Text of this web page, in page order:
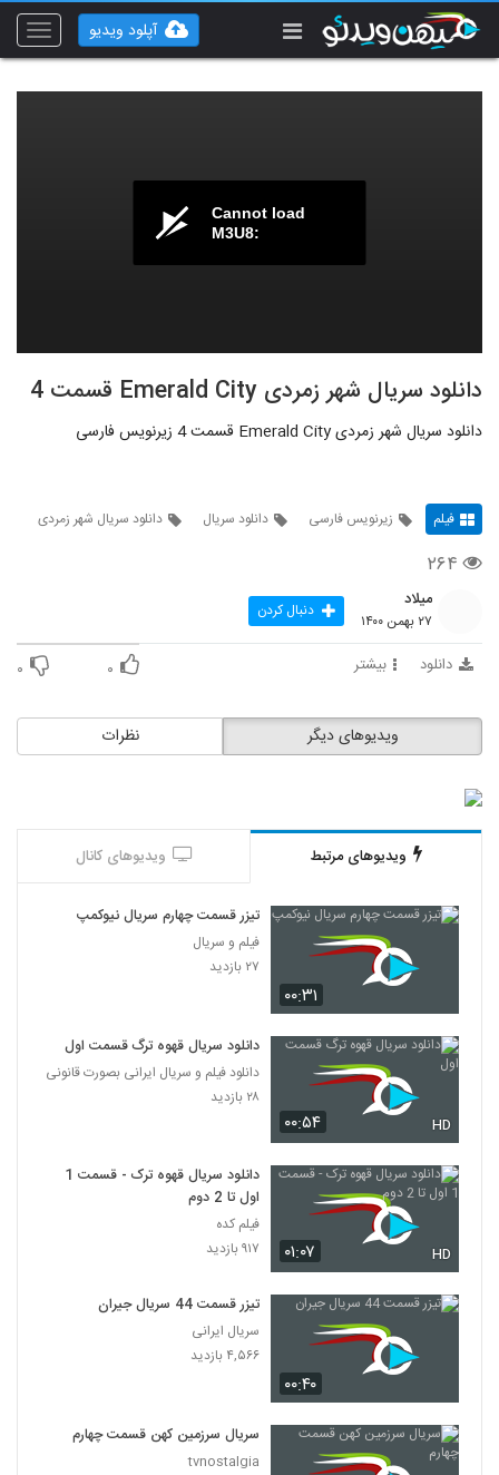
Toggle
آپلود ویدیو
Cannot load
M3U8:
دانلود سریال شهر زمردی Emerald City قسمت 4
دانلود سریال شهر زمردی Emerald City قسمت 4 زیرنویس فارسی
فیلم زیرنویس فارسی دانلود سریال دانلود سریال شهر زمردی
۲۶۴
میلاد
۲۷ بهمن ۱۴۰۰ دنبال کردن
دانلود بیشتر ۰ ۰
نظرات ویدیوهای دیگر
ویدیوهای مرتبط ویدیوهای کانال
۰۰:۳۱
تیزر قسمت چهارم سریال نیوکمپ
فیلم و سریال
۲۷ بازدید
۰۰:۵۴ HD
دانلود سریال قهوه ترگ قسمت اول
دانلود فیلم و سریال ایرانی بصورت قانونی
۲۸ بازدید
۰۱:۰۷ HD
دانلود سریال قهوه ترک - قسمت 1
اول تا 2 دوم
فیلم کده
۹۱۷ بازدید
۰۰:۴۰
تیزر قسمت 44 سریال جیران
سریال ایرانی
۴,۵۶۶ بازدید
سریال سرزمین کهن قسمت چهارم
tvnostalgia